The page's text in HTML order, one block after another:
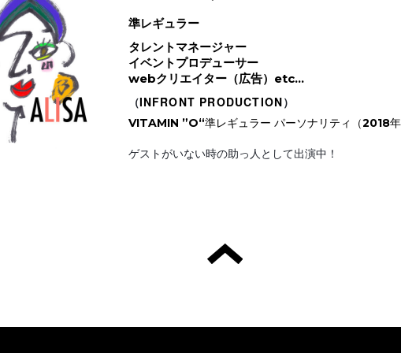
準レギュラー
タレントマネージャー
イベントプロデューサー
webクリエイター（広告）etc...
（INFRONT PRODUCTION）
VITAMIN ”O“準レギュラー パーソナリティ（2018年
ゲストがいない時の助っ人として出演中！